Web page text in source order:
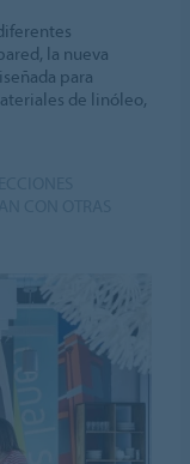
la nueva
para
de linóleo,